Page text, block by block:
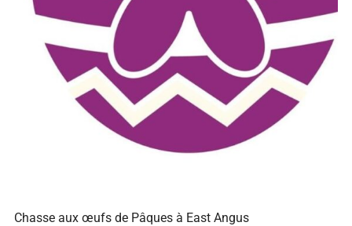
Chasse aux œufs de Pâques à East Angus